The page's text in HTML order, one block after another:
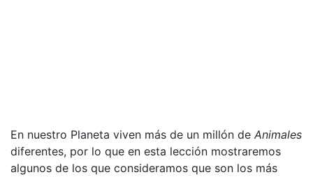
En nuestro Planeta viven más de un millón de Animales
diferentes, por lo que en esta lección mostraremos
algunos de los que consideramos que son los más